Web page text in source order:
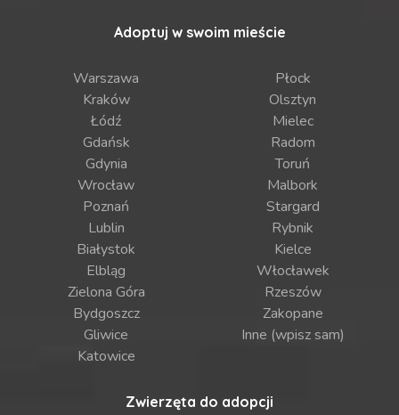
Adoptuj w swoim mieście
Warszawa
Kraków
Łódź
Gdańsk
Gdynia
Wrocław
Poznań
Lublin
Białystok
Elbląg
Zielona Góra
Bydgoszcz
Gliwice
Katowice
Płock
Olsztyn
Mielec
Radom
Toruń
Malbork
Stargard
Rybnik
Kielce
Włocławek
Rzeszów
Zakopane
Inne (wpisz sam)
Zwierzęta do adopcji